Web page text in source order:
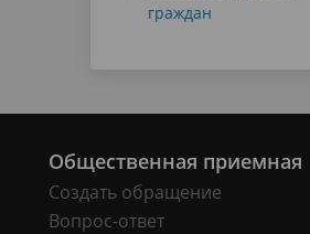
граждан
Общественная приемная
Создать обращение
Вопрос-ответ